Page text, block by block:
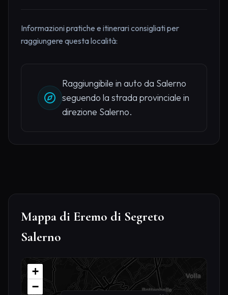
Informazioni pratiche e itinerari consigliati per
raggiungere questa località:
Raggiungibile in auto da Salerno
seguendo la strada provinciale in
direzione Salerno.
Mappa di Eremo di Segreto
Salerno
+
−